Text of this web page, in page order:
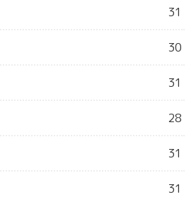
31
30
31
28
31
31